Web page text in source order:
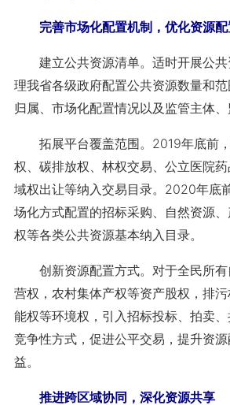
完善市场化配置机制，优化资源配
建立公共资源清单。适时开展公共
理我省各级政府配置公共资源数量和
归属、市场化配置情况以及监管主体、
拓展平台覆盖范围。2019年底前，
权、碳排放权、林权交易、公立医院
域权出让等纳入交易目录。2020年底
场化方式配置的招标采购、自然资源
权等各类公共资源基本纳入目录。
创新资源配置方式。对于全民所有
营权，农村集体产权等资产股权，排
能权等环境权，引入招标投标、拍卖
竞争性方式，促进公平交易，提升资
益。
推进跨区域协同，深化资源共享